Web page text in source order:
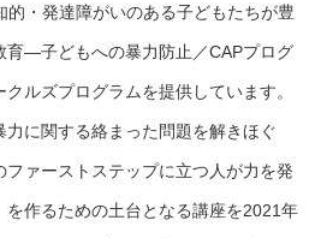
的・発達障がいのある子どもたちが豊
育―子どもへの暴力防止／CAPプログ
ルズプログラムを提供しています。
に関する絡まった問題を解きほぐ
ファーストステップに立つ人が力を発
作るための土台となる講座を2021年